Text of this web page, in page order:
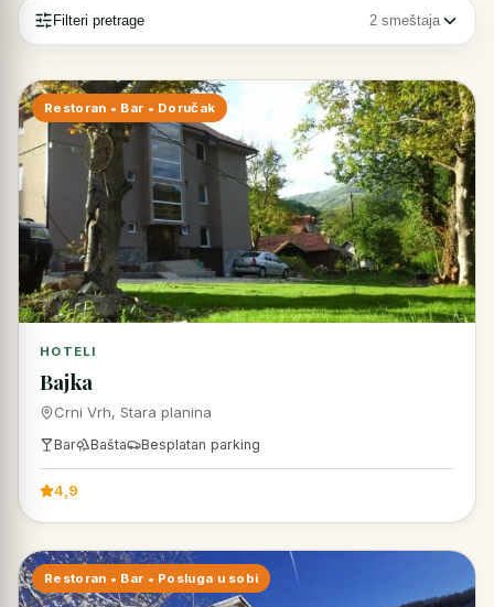
Filteri pretrage 2 smeštaja
Restoran • Bar • Doručak
HOTELI
Bajka
Crni Vrh, Stara planina
Bar Bašta Besplatan parking
4,9
Restoran • Bar • Posluga u sobi